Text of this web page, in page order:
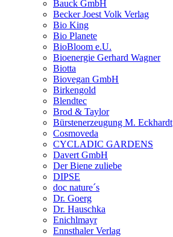
Bauck GmbH
Becker Joest Volk Verlag
Bio King
Bio Planete
BioBloom e.U.
Bioenergie Gerhard Wagner
Biotta
Biovegan GmbH
Birkengold
Blendtec
Brod & Taylor
Bürstenerzeugung M. Eckhardt
Cosmoveda
CYCLADIC GARDENS
Davert GmbH
Der Biene zuliebe
DIPSE
doc nature´s
Dr. Goerg
Dr. Hauschka
Enichlmayr
Ennsthaler Verlag